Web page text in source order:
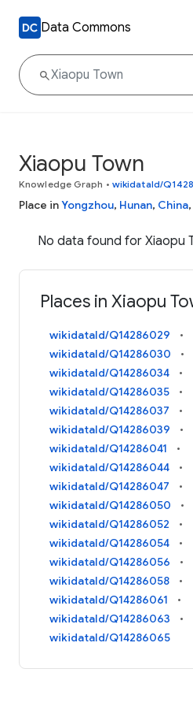
Data Commons
Xiaopu Town
Knowledge Graph • wikidataId/
Place inYongzhou, Hunan, China,
No data found for Xiaopu
Places in Xiaopu
wikidataId/Q14286029
wikidataId/Q14286030
wikidataId/Q14286034
wikidataId/Q14286035
wikidataId/Q14286037
wikidataId/Q14286039
wikidataId/Q14286041
wikidataId/Q14286044
wikidataId/Q14286047
wikidataId/Q14286050
wikidataId/Q14286052
wikidataId/Q14286054
wikidataId/Q14286056
wikidataId/Q14286058
wikidataId/Q14286061
wikidataId/Q14286063
wikidataId/Q14286065